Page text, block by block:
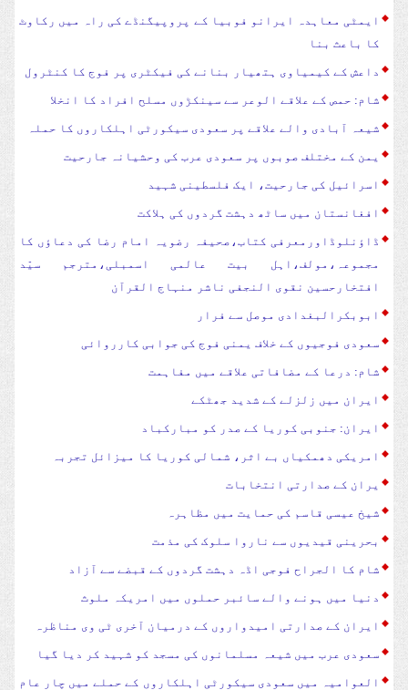
ایمٹی معاہدہ ایرانو فوبیا کے پروپیگنڈے کی راہ میں رکاوٹ
کا باعث بنا
داعش کے کیمیاوی ہتھیار بنانے کی فیکٹری پر فوج کا کنٹرول
شام: حمص کے علاقے الوعر سے سینکڑوں مسلح افراد کا انخلا
شیعہ آبادی والے علاقے پر سعودی سیکورٹی اہلکاروں کا حملہ
یمن کے مختلف صوبوں پر سعودی عرب کی وحشیانہ جارحیت
اسرائیل کی جارحیت، ایک فلسطینی شہید
افغانستان میں ساٹھ دہشت گردوں کی ہلاکت
ڈاؤنلوڈاورمعرفی کتاب،صحیفہ رضویہ امام رضا کی دعاؤں کا
مجموعہ،مولف،اہل بیت عالمی اسمبلی،مترجم سیّد
افتخارحسین نقوی النجفی ناشر منہاج القرآن
ابوبکرالبغدادی موصل سے فرار
سعودی فوجیوں کے خلاف یمنی فوج کی جوابی کارروائی
شام: درعا کے مضافاتی علاقے میں مفاہمت
ایران میں زلزلے کے شدید جھٹکے
ایران: جنوبی کوریا کے صدر کو مبارکباد
امریکی دھمکیاں بے اثر، شمالی کوریا کا میزائل تجربہ
یران کے صدارتی انتخابات
شیخ عیسی قاسم کی حمایت میں مظاہرہ
بحرینی قیدیوں سے ناروا سلوک کی مذمت
شام کا الجراح فوجی اڈہ دہشت گردوں کے قبضے سے آزاد
دنیا میں ہونے والے سائبر حملوں میں امریکہ ملوث
ایران کے صدارتی امیدواروں کے درمیان آخری ٹی وی مناظرہ
سعودی عرب میں شیعہ مسلمانوں کی مسجد کو شہید کر دیا گیا
العوامیہ میں سعودی سیکورٹی اہلکاروں کے حملے میں چار عام